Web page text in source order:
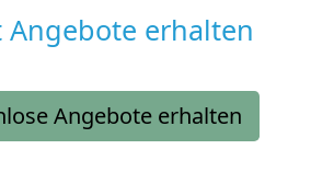
Angebote erhalten
Angebote erhalten